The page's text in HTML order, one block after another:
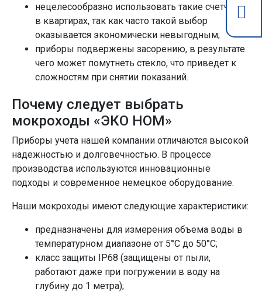
нецелесообразно использовать такие счетчики
в квартирах, так как часто такой выбор
оказывается экономически невыгодным;
приборы подвержены засорению, в результате
чего может помутнеть стекло, что приведет к
сложностям при снятии показаний.
Почему следует выбрать
мокроходы «ЭКО НОМ»
Приборы учета нашей компании отличаются высокой
надежностью и долговечностью. В процессе
производства используются инновационные
подходы и современное немецкое оборудование.
Наши мокроходы имеют следующие характеристики:
предназначены для измерения объема воды в
температурном диапазоне от 5°С до 50°С;
класс защиты IP68 (защищены от пыли,
работают даже при погружении в воду на
глубину до 1 метра);